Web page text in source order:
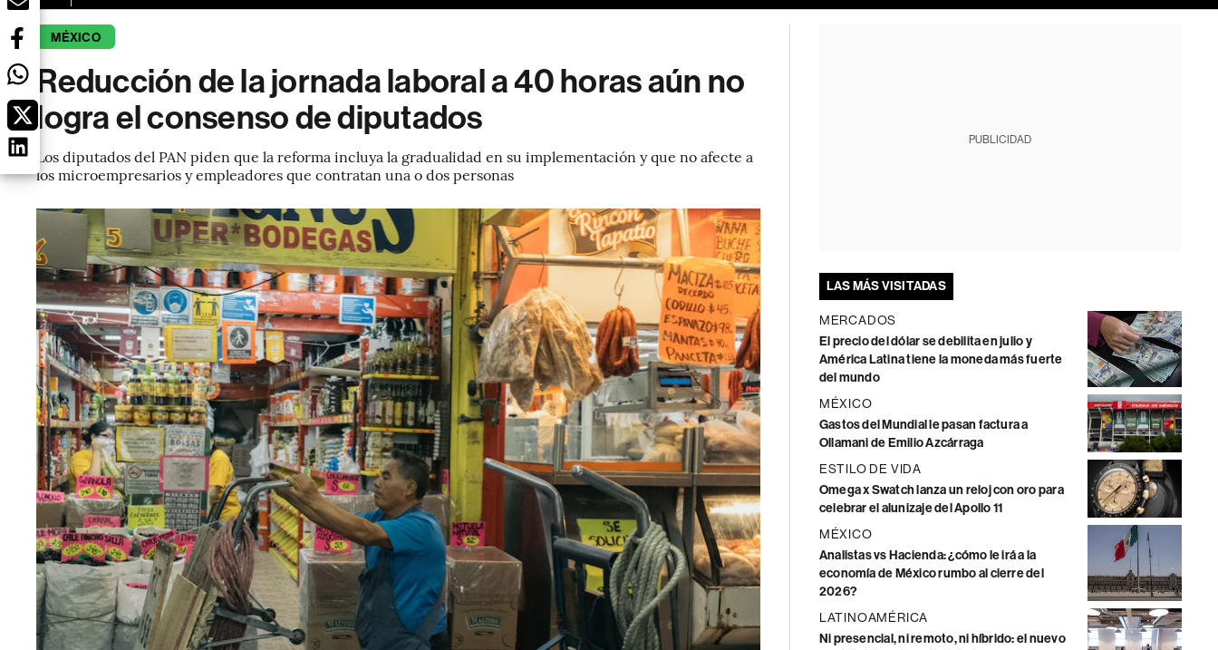
MÉXICO
Reducción de la jornada laboral a 40 horas aún no
logra el consenso de diputados
Los diputados del PAN piden que la reforma incluya la gradualidad en su implementación y que no afecte a
los microempresarios y empleadores que contratan una o dos personas
PUBLICIDAD
LAS MÁS VISITADAS
MERCADOS
El precio del dólar se debilita en julio y
América Latina tiene la moneda más fuerte
del mundo
MÉXICO
Gastos del Mundial le pasan factura a
Ollamani de Emilio Azcárraga
ESTILO DE VIDA
Omega x Swatch lanza un reloj con oro para
celebrar el alunizaje del Apollo 11
MÉXICO
Analistas vs Hacienda: ¿cómo le irá a la
economía de México rumbo al cierre del
2026?
LATINOAMÉRICA
Ni presencial, ni remoto, ni híbrido: el nuevo